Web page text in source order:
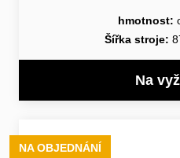
hmotnost:
Šířka stroje:
Na
NA OBJEDNÁNÍ